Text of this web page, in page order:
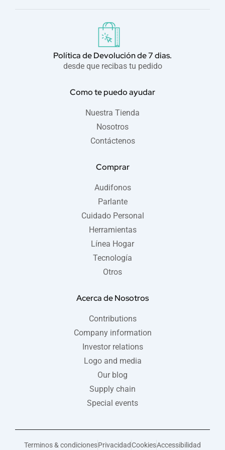
Política de Devolución de 7 dias.
desde que recibas tu pedido
Como te puedo ayudar
Nuestra Tienda
Nosotros
Contáctenos
Comprar
Audifonos
Parlante
Cuidado Personal
Herramientas
Línea Hogar
Tecnología
Otros
Acerca de Nosotros
Contributions
Company information
Investor relations
Logo and media
Our blog
Supply chain
Special events
Terminos & condicionesPrivacidadCookiesAccessibilidad